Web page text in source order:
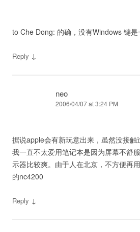
to Che Dong: 的确，没有Windows 键是
Reply ↓
neo
2006/04/07 at 3:24 PM
据说apple会有新玩意出来，虽然没接触
我一直不太爱用笔记本是因为屏幕不舒
示器比较爽。由于人在北京，不方便再
的nc4200
Reply ↓